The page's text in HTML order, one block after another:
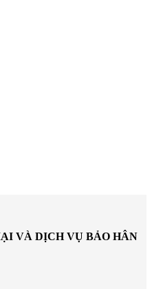
VÀ DỊCH VỤ BẢO HÂN